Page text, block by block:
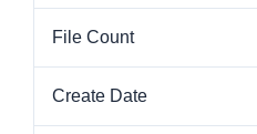
File Count
Create Date